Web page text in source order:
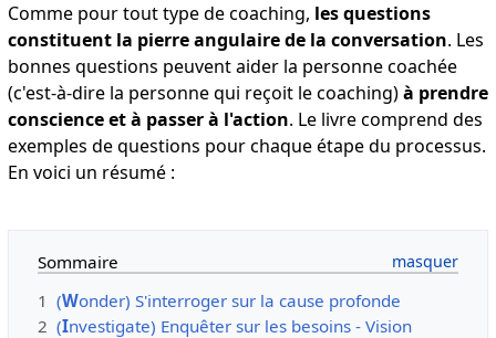
Comme pour tout type de coaching, les questions
constituent la pierre angulaire de la conversation. Les
bonnes questions peuvent aider la personne coachée
(c'est-à-dire la personne qui reçoit le coaching)à prendre
conscience et à passer à l'action. Le livre comprend des
exemples de questions pour chaque étape du processus.
En voici un résumé :
Sommaire
1 (Wonder) S'interroger sur la cause profonde
2 (Investigate) Enquêter sur les besoins - Vision